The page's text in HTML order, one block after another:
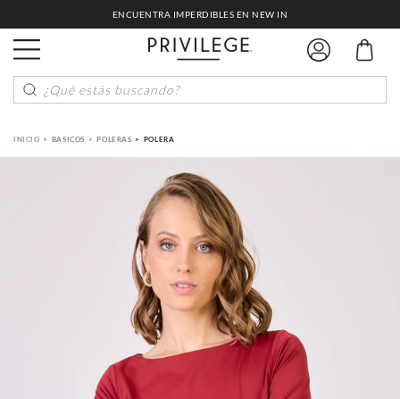
ENCUENTRA IMPERDIBLES EN NEW IN
¿Qué estás buscando?
BASICOS POLERAS POLERA